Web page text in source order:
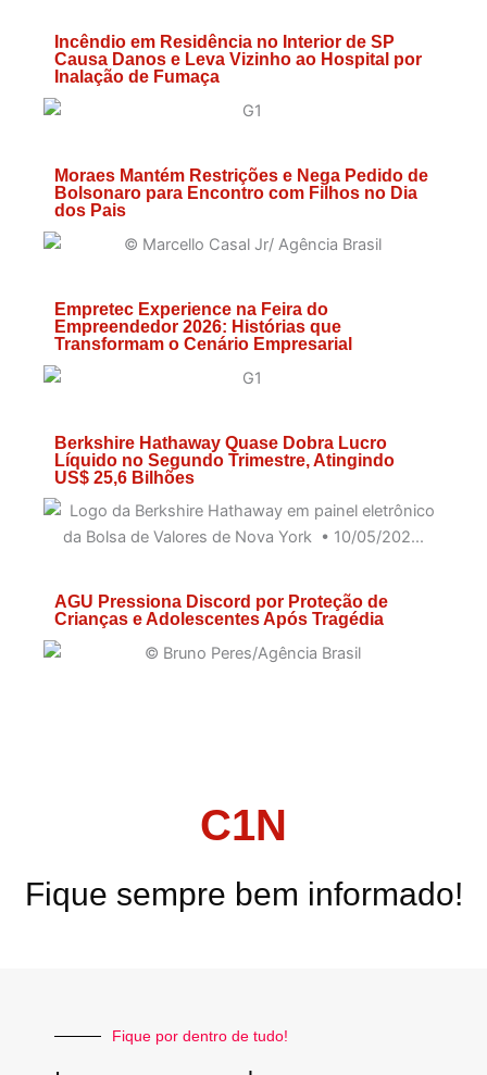
Incêndio em Residência no Interior de SP
Causa Danos e Leva Vizinho ao Hospital por
Inalação de Fumaça
Moraes Mantém Restrições e Nega Pedido de
Bolsonaro para Encontro com Filhos no Dia
dos Pais
Empretec Experience na Feira do
Empreendedor 2026: Histórias que
Transformam o Cenário Empresarial
Berkshire Hathaway Quase Dobra Lucro
Líquido no Segundo Trimestre, Atingindo
US$ 25,6 Bilhões
AGU Pressiona Discord por Proteção de
Crianças e Adolescentes Após Tragédia
C1N
Fique sempre bem informado!
Fique por dentro de tudo!